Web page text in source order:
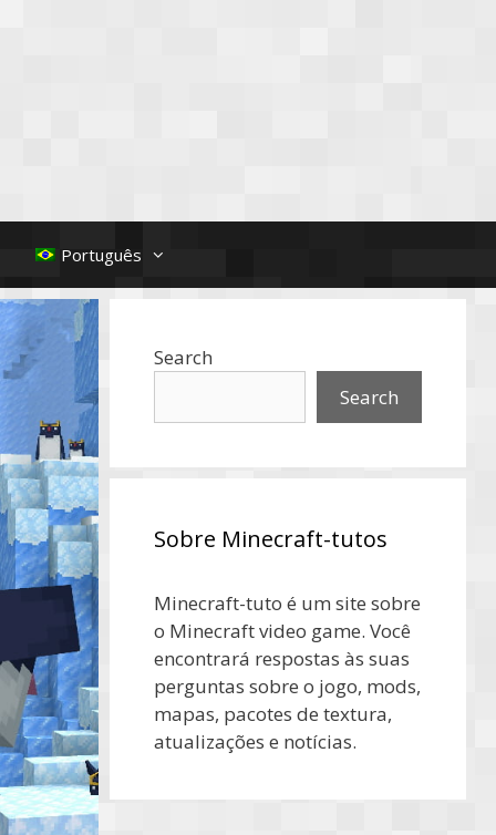
Português
Search
Search
Sobre Minecraft-tutos
Minecraft-tuto é um site sobre
o Minecraft video game. Você
encontrará respostas às suas
perguntas sobre o jogo, mods,
mapas, pacotes de textura,
atualizações e notícias.